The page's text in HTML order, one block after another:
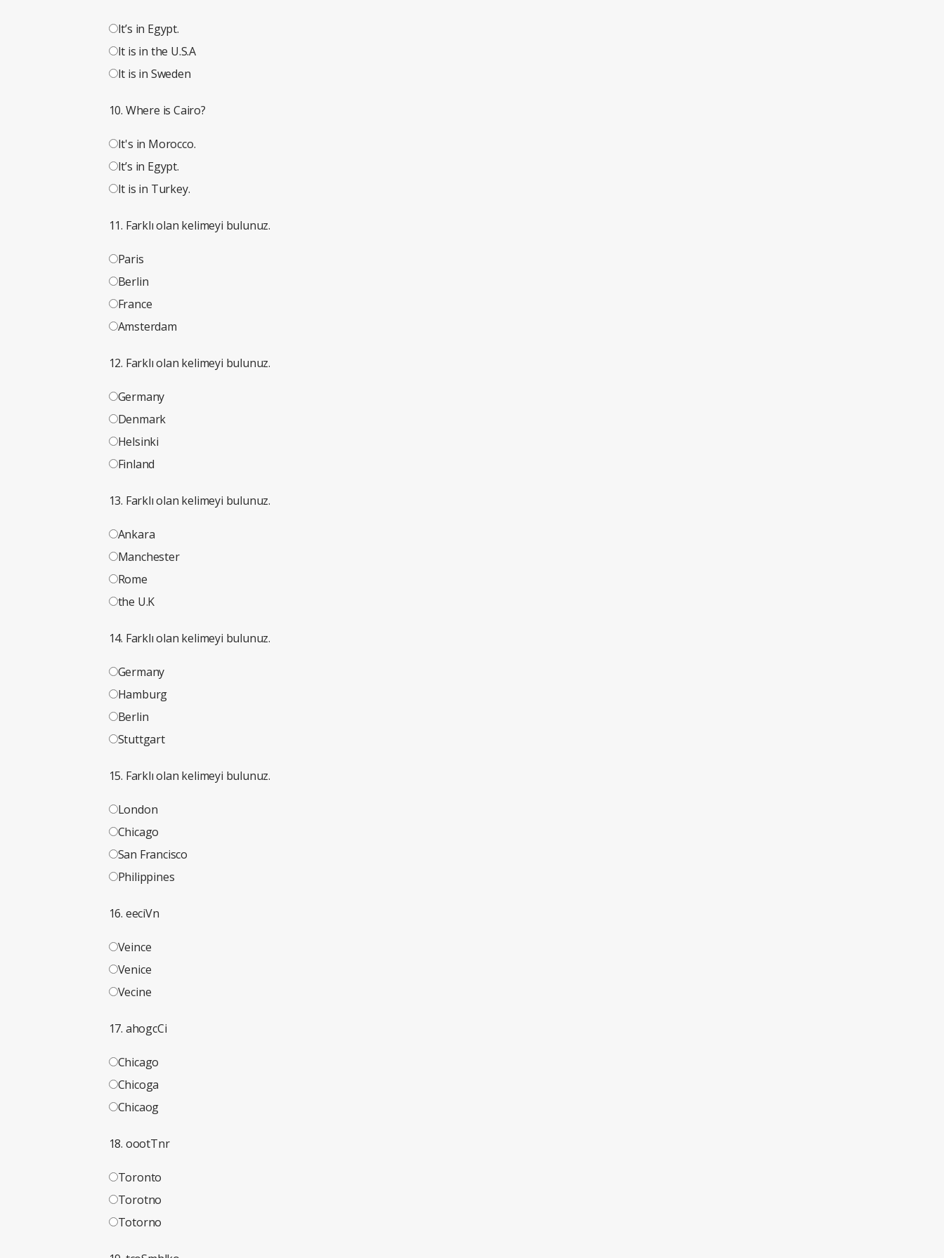
It’s in Egypt.
It is in the U.S.A
It is in Sweden
10. Where is Cairo?
It's in Morocco.
It’s in Egypt.
It is in Turkey.
11. Farklı olan kelimeyi bulunuz.
Paris
Berlin
France
Amsterdam
12. Farklı olan kelimeyi bulunuz.
Germany
Denmark
Helsinki
Finland
13. Farklı olan kelimeyi bulunuz.
Ankara
Manchester
Rome
the U.K
14. Farklı olan kelimeyi bulunuz.
Germany
Hamburg
Berlin
Stuttgart
15. Farklı olan kelimeyi bulunuz.
London
Chicago
San Francisco
Philippines
16. eeciVn
Veince
Venice
Vecine
17. ahogcCi
Chicago
Chicoga
Chicaog
18. oootTnr
Toronto
Torotno
Totorno